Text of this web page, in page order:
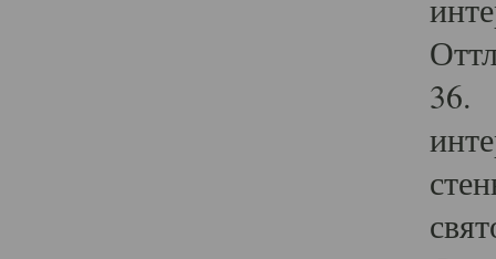
36.